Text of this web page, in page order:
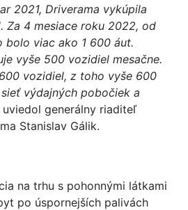
2021, Driverama vykúpila
Za 4 mesiace roku 2022, od
bolo viac ako 1 600 áut.
vyše 500 vozidiel mesačne.
vozidiel, z toho vyše 600
výdajných pobočiek a
uviedol generálny riaditeľ
Stanislav Gálik.
na trhu s pohonnými látkami
po úspornejších palivách